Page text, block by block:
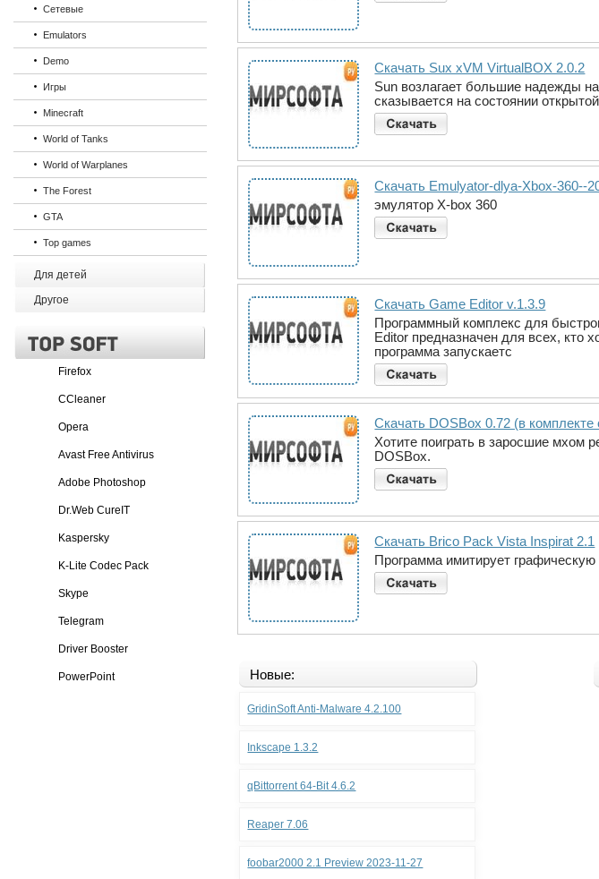
Сетевые
Emulators
Demo
Игры
Minecraft
World of Tanks
World of Warplanes
The Forest
GTA
Top games
Для детей
Другое
Firefox
CCleaner
Opera
Avast Free Antivirus
Adobe Photoshop
Dr.Web CureIT
Kaspersky
K-Lite Codec Pack
Skype
Telegram
Driver Booster
PowerPoint
Скачать Sux xVM VirtualBOX 2.0.2
Sun возлагает большие надежды
сказывается на состоянии
Скачать Emulyator-dlya-Xbox-360--
эмулятор X-box 360
Скачать Game Editor v.1.3.9
Программный комплекс для
Editor предназначен для всех, кто
программа запускаетс
Скачать DOSBox 0.72 (в комплекте
Хотите поиграть в заросшие мхом
DOSBox.
Скачать Brico Pack Vista Inspirat 2.1
Программа имитирует
Новые:
GridinSoft Anti-Malware 4.2.100
Inkscape 1.3.2
qBittorrent 64-Bit 4.6.2
Reaper 7.06
foobar2000 2.1 Preview 2023-11-27